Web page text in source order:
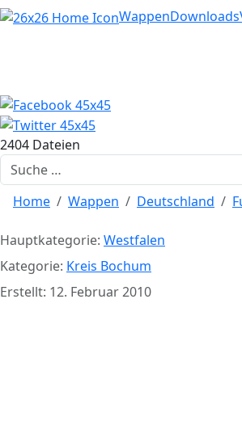
Home
WappenDownloads
2404 Dateien
Suchen
Home Wappen Deutschland
Hauptkategorie: Westfalen
Kategorie: Kreis Bochum
Erstellt: 12. Februar 2010